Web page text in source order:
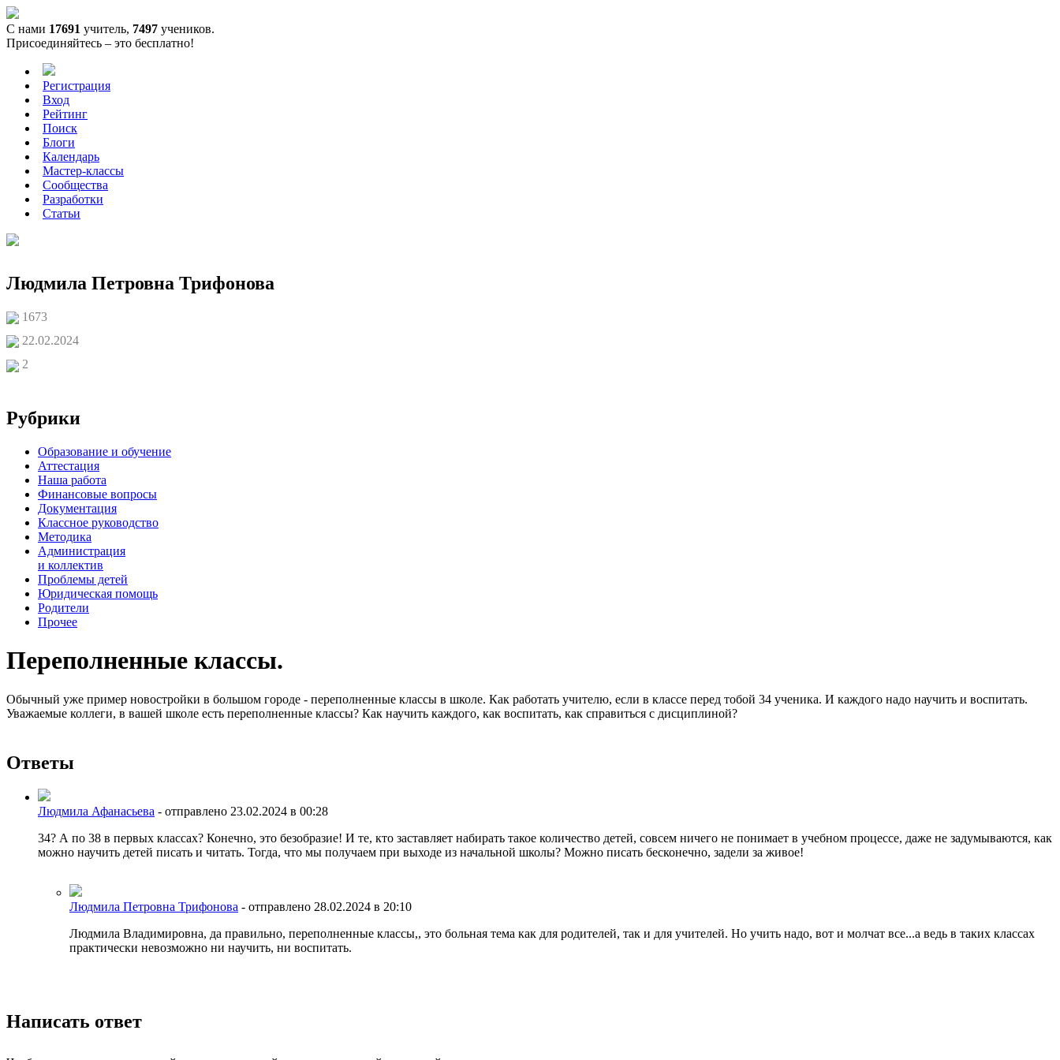
С нами 17691 учитель, 7497 учеников.
Присоединяйтесь – это бесплатно!
Регистрация
Вход
Рейтинг
Поиск
Блоги
Календарь
Мастер-классы
Сообщества
Разработки
Статьи
Людмила Петровна Трифонова
1673
22.02.2024
2
Рубрики
Образование и обучение
Аттестация
Наша работа
Финансовые вопросы
Документация
Классное руководство
Методика
Администрация
и коллектив
Проблемы детей
Юридическая помощь
Родители
Прочее
Переполненные классы.
Обычный уже пример новостройки в большом городе - переполненные классы в школе. Как работать учителю, если в классе перед тобой 34 ученика. И каждого надо научить и воспитать.
Уважаемые коллеги, в вашей школе есть переполненные классы? Как научить каждого, как воспитать, как справиться с дисциплиной?
Ответы
Людмила Афанасьева - отправлено 23.02.2024 в 00:28
34? А по 38 в первых классах? Конечно, это безобразие! И те, кто заставляет набирать такое количество детей, совсем ничего не понимает в учебном процессе, даже не задумываются, как
можно научить детей писать и читать. Тогда, что мы получаем при выходе из начальной школы? Можно писать бесконечно, задели за живое!
Людмила Петровна Трифонова - отправлено 28.02.2024 в 20:10
Людмила Владимировна, да правильно, переполненные классы,, это больная тема как для родителей, так и для учителей. Но учить надо, вот и молчат все...а ведь в таких классах
практически невозможно ни научить, ни воспитать.
Написать ответ